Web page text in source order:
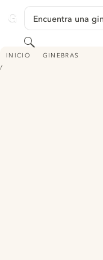
GINVENTORY
Encuentra una
Buscar
INICIO GINEBRAS
RIVER ROSE BARREL GIN